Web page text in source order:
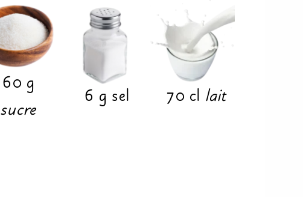
60 g
sucre
6 g sel 70 cl lait